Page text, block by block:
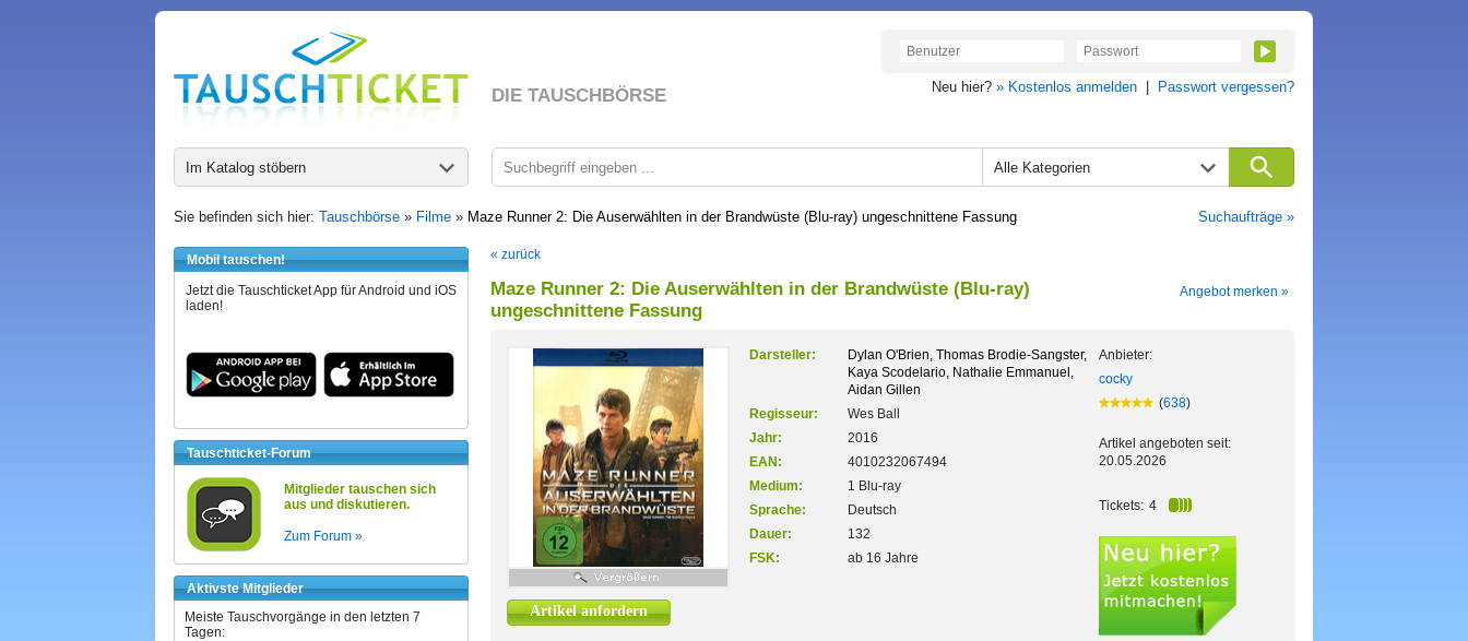
DIE TAUSCHBÖRSE Neu hier? » Kostenlos anmelden Passwort vergessen?
Im Katalog stöbern Alle Kategorien
Sie befinden sich hier: Tauschbörse » Filme » Maze Runner 2: Die Auserwählten in der Brandwüste (Blu-ray) ungeschnittene Fassung Suchaufträge »
Mobil tauschen!
Jetzt die Tauschticket App für Android und iOS
laden!
Tauschticket-Forum
Mitglieder tauschen sich
aus und diskutieren.
Zum Forum »
Aktivste Mitglieder
Meiste Tauschvorgänge in den letzten 7
Tagen:
« zurück
Maze Runner 2: Die Auserwählten in der Brandwüste (Blu-ray)
ungeschnittene Fassung
Angebot merken »
Artikel anfordern
Darsteller:
Dylan O'Brien, Thomas Brodie-Sangster,
Kaya Scodelario, Nathalie Emmanuel,
Aidan Gillen
Regisseur:
Wes Ball
Jahr:
2016
EAN:
4010232067494
Medium:
1 Blu-ray
Sprache:
Deutsch
Dauer:
132
FSK:
ab 16 Jahre
Anbieter:
cocky
(638)
Artikel angeboten seit:
20.05.2026
Tickets: 4